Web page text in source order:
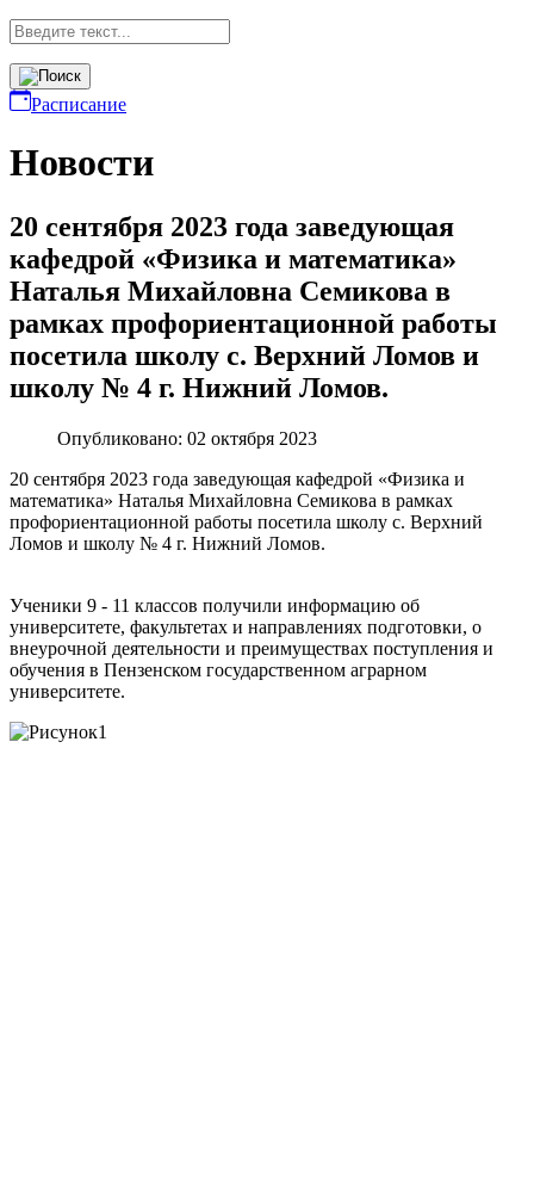
Расписание
Новости
20 сентября 2023 года заведующая
кафедрой «Физика и математика»
Наталья Михайловна Семикова в
рамках профориентационной работы
посетила школу с. Верхний Ломов и
школу № 4 г. Нижний Ломов.
Опубликовано: 02 октября 2023
20 сентября 2023 года заведующая кафедрой «Физика и
математика» Наталья Михайловна Семикова в рамках
профориентационной работы посетила школу с. Верхний
Ломов и школу № 4 г. Нижний Ломов.
Ученики 9 - 11 классов получили информацию об
университете, факультетах и направлениях подготовки, о
внеурочной деятельности и преимуществах поступления и
обучения в Пензенском государственном аграрном
университете.